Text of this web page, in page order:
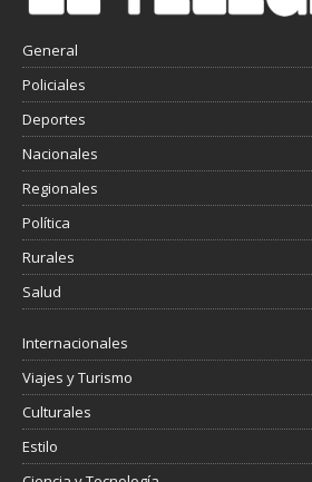
General
Policiales
Deportes
Nacionales
Regionales
Política
Rurales
Salud
Internacionales
Viajes y Turismo
Culturales
Estilo